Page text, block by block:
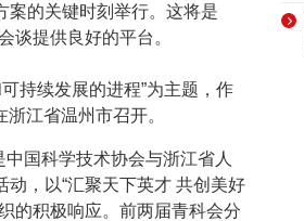
案的关键时刻举行。这将是
谈提供良好的平台。
持续发展的进程”为主题，作
江省温州市召开。
国科学技术协会与浙江省人
，以“汇聚天下英才 共创美好
的积极响应。前两届青科会分